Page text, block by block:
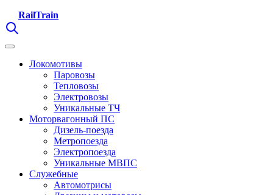
RailTrain
Локомотивы
Паровозы
Тепловозы
Электровозы
Уникальные ТЧ
Моторвагонный ПС
Дизель-поезда
Метропоезда
Электропоезда
Уникальные МВПС
Служебные
Автомотрисы